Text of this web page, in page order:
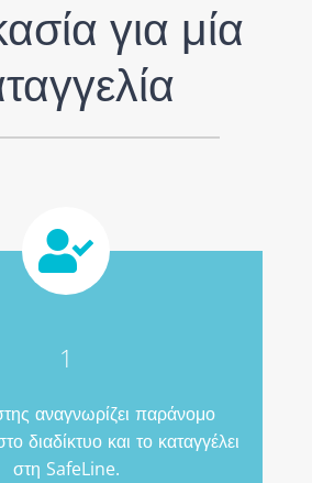
για μία
1
αναγνωρίζει παράνομο
διαδίκτυο και το καταγγέλει
στη SafeLine.